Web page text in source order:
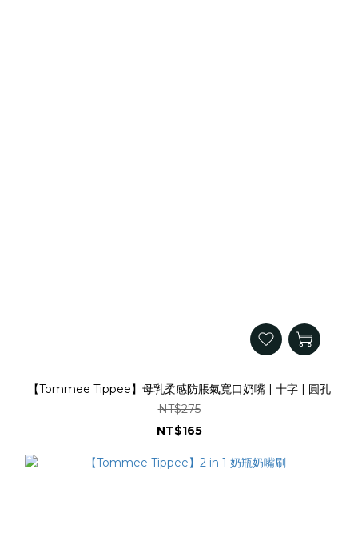
【Tommee Tippee】母乳柔感防脹氣寬口奶嘴 | 十字 | 圓孔
NT$275
NT$165